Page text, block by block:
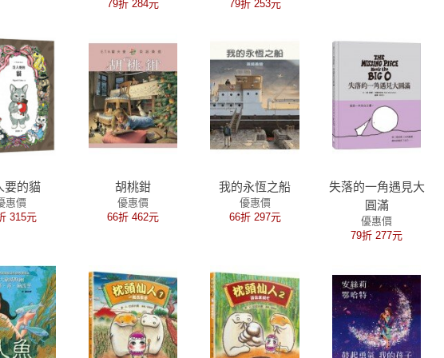
習本
79折 284元 79折 253元
要的貓
惠價
315元
胡桃鉗
優惠價
66折 462元
我的永恆之船
優惠價
66折 297元
失落的一角遇見大
圓滿
優惠價
79折 277元